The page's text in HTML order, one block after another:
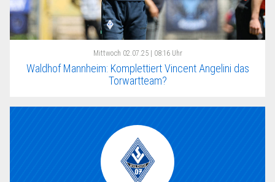
Mittwoch 02.07.25 | 08:16 Uhr
Waldhof Mannheim: Komplettiert Vincent Angelini das
Torwartteam?